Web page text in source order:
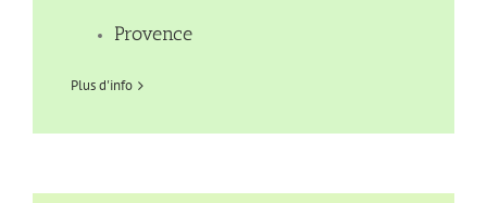
Provence
Plus d'info